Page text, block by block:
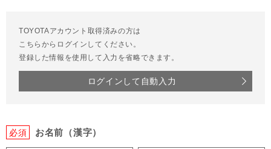
TOYOTAアカウント取得済みの方は
こちらからログインしてください。
登録した情報を使用して入力を省略できます。
ログインして自動入力
必須 お名前（漢字）